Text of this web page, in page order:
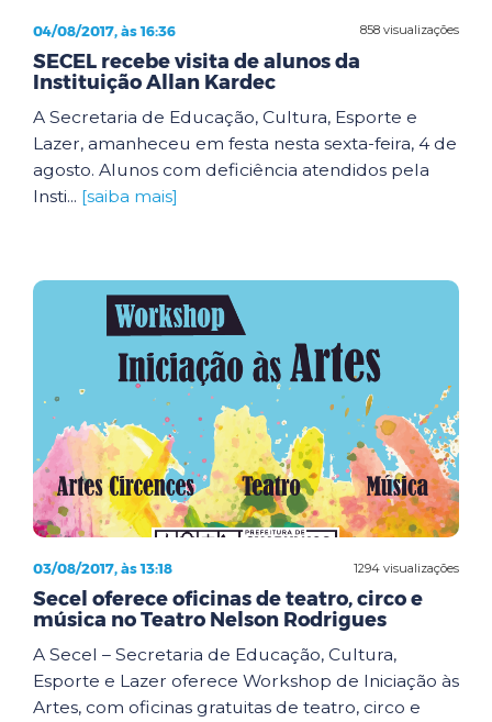
858 visualizações
04/08/2017, às 16:36
SECEL recebe visita de alunos da
Instituição Allan Kardec
A Secretaria de Educação, Cultura, Esporte e
Lazer, amanheceu em festa nesta sexta-feira, 4 de
agosto. Alunos com deficiência atendidos pela
Insti... [saiba mais]
1294 visualizações
03/08/2017, às 13:18
Secel oferece oficinas de teatro, circo e
música no Teatro Nelson Rodrigues
A Secel – Secretaria de Educação, Cultura,
Esporte e Lazer oferece Workshop de Iniciação às
Artes, com oficinas gratuitas de teatro, circo e